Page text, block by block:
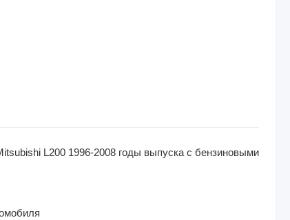
L200 1996-2008 годы выпуска с бензиновыми